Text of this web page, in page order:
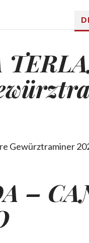
Gewürztraminer
–